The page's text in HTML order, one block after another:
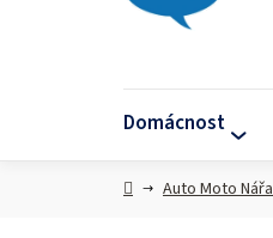
Domácnost
DomůAuto Moto